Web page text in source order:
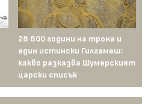
28 800 години на трона и
един истински Гилгамеш:
какво разказва Шумерският
царски списък